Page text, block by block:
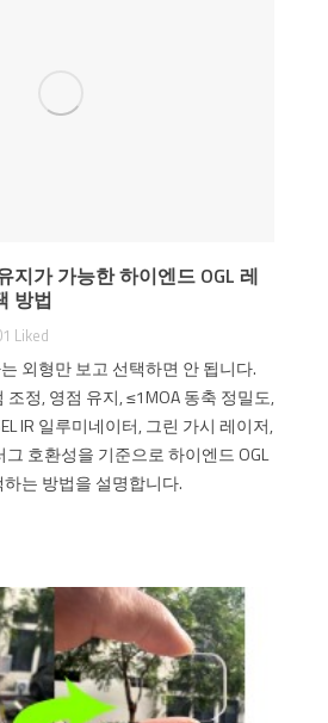
지가 가능한 하이엔드 OGL 레
방법
Liked
외형만 보고 선택하면 안 됩니다.
정, 영점 유지, ≤1MOA 동축 정밀도,
IR 일루미네이터, 그린 가시 레이저,
그 호환성을 기준으로 하이엔드 OGL
는 방법을 설명합니다.